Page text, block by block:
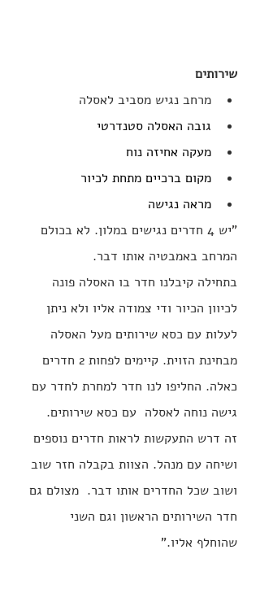
שירותים
מרחב נגיש מסביב לאסלה
גובה האסלה סטנדרטי
מעקה אחיזה נוח
מקום ברכיים מתחת לכיור
מראה נגישה
"
יש 4 חדרים נגישים במלון. לא בכולם
המרחב באמבטיה אותו דבר.
בתחילה קיבלנו חדר בו האסלה פונה
לכיוון הכיור ודי צמודה אליו ולא ניתן
לעלות עם כסא שירותים מעל האסלה
מבחינת הזוית. קיימים לפחות 2 חדרים
כאלה. החליפו לנו חדר למחרת לחדר עם
גישה נוחה לאסלה  עם כסא שירותים.
זה דרש התעקשות לראות חדרים נוספים
ושיחה עם מנהל. הצוות בקבלה חזר שוב
ושוב שכל החדרים אותו דבר.  מצולם גם
חדר השירותים הראשון וגם השני
שהוחלף אליו."